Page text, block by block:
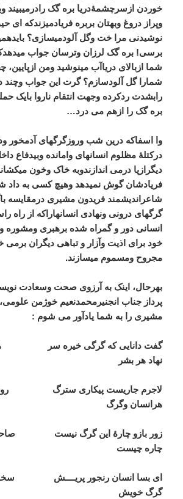
خوردن ازسرچشمۀدریا بره گک رادرمیبیند
وپراز دروغ وبهتان بربره فریادمیزندکه ای
نوشیدنی مرا خت وگل آلودمیسازی؟
برسی!بره گک لرزان وترسان جواب
شما ازبالای دریاآب مینوشید ومن ازپایین،
شمارا
گل آلودسازم؟ گرت این جواب وچند
رابشدت ردکرده وجهت انتقام ناروا بایک
بره گک را ازهم می درد…
وا اسفاکه درین شب وروزگرگهای آدمخور
درکتلۀ مظلوم انسانهای وامانده وبیدفاع
دیگرازپا درمی اندازندوبه خاک وخون
فریادشان گوش نمیدهد وهیچ کسی به داد
شاعراندیشمند فریدون مشیری درمقایسه
گرگهای درونی ونهادی انسانهاراکه از راه
انسانی دور و گمراه شده برهبری ومشوره
خود برای اذیت وآزار و تباهی دیگران برمی
مجروح ومسموم میسازند.
بهرحال، اینک به آرزوی صحت وسعادت
پرداز جناب انجنیرمحمدنعیم خوژمن علومی،
مشیری را به شما یادآور می شوم :
گفت دانایی که گرگی خیره سر
نهاد هر بشر
لاجرم جاریست پیکاری سترگ
هرانسان وگرگ
زور بازو چارۀ این گرگ نیست
چاره چیست
ای بسا انسان رنجور پریــــش
گرگ خویش